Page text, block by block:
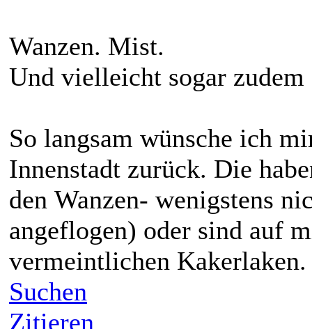
Wanzen. Mist.
Und vielleicht sogar
So langsam wünsche ich
Innenstadt zurück. Die
den Wanzen- wenigstens
angeflogen) oder sind auf
vermeintlichen Kakerlaken.
Suchen
Zitieren